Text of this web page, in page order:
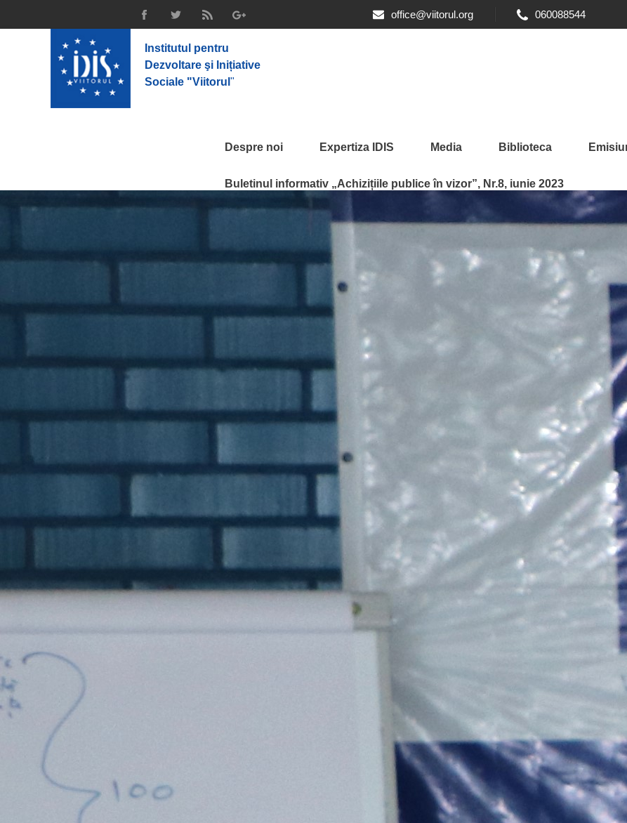
office@viitorul.org 060088544
Institutul pentru
Dezvoltare şi Inițiative
Sociale "Viitorul "
Despre noi Expertiza IDIS Media Biblioteca
Buletinul informativ „Achizițiile publice în vizor”, Nr.8, iunie 2023